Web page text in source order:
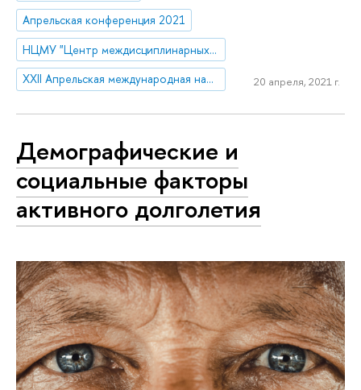
Апрельская конференция 2021
НЦМУ "Центр междисциплинарных исследований человеческого потенциала"
XXII Апрельская международная научная конференция по проблемам развития экономики и общества
20 апреля, 2021 г.
Демографические и
социальные факторы
активного долголетия